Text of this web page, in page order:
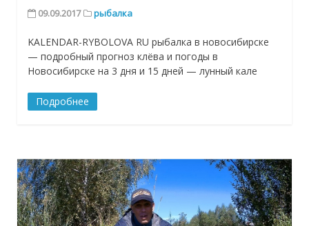
09.09.2017 рыбалка
KALENDAR-RYBOLOVA RU рыбалка в новосибирске
— подробный прогноз клёва и погоды в
Новосибирске на 3 дня и 15 дней — лунный кале
Подробнее